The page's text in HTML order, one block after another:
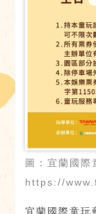
圖：宜蘭國際
https://
宜蘭國際童